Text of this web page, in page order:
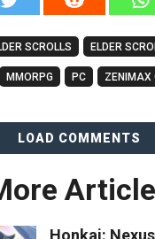
SCROLLS ELDER
MMORPG PC ZENIMAX
LOAD COMMENTS
Honkai: